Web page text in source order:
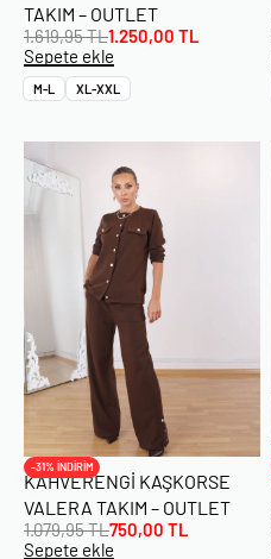
TAKIM – OUTLET
1.619,95TL1.250,00 TL
Sepete ekle
M-L XL-XXL
-31% İNDİRİM
KAHVERENGI KAŞKORSE
VALERA TAKIM – OUTLET
1.079,95TL750,00 TL
Sepete ekle